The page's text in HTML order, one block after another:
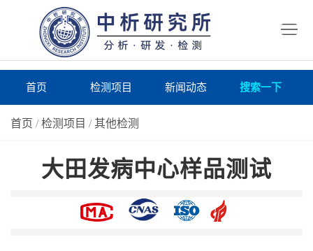
首页 检测项目 新闻动态 搜索一下
首页 /检测项目 /其他检测
大田发病中心样品测试